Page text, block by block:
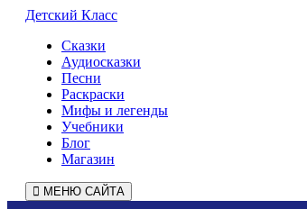
Детский Класс
Сказки
Аудиосказки
Песни
Раскраски
Мифы и легенды
Учебники
Блог
Магазин
МЕНЮ САЙТА